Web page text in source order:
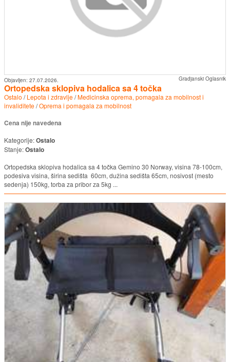
Gradjanski Oglasnik
Objavljen: 27.07.2026.
Ortopedska sklopiva hodalica sa 4 točka
Ostalo /Lepota i zdravlje/Medicinska oprema, pomagala za mobilnost i
invaliditete/Oprema i pomagala za mobilnost
Cena nije navedena
Kategorije:Ostalo
Stanje:Ostalo
Ortopedska sklopiva hodalica sa 4 točka Gemino 30 Norway, visina 78-100cm,
podesiva visina, širina sedišta 60cm, dužina sedišta 65cm, nosivost (mesto
sedenja) 150kg, torba za pribor za 5kg ...